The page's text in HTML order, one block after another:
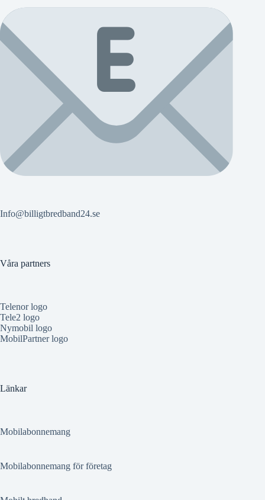
Info@billigtbredband24.se
Våra partners
Telenor logo
Tele2 logo
Nymobil logo
MobilPartner logo
Länkar
Mobilabonnemang
Mobilabonnemang för företag